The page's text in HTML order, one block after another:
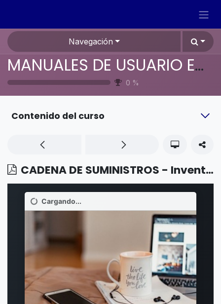
Navegación
MANUALES DE USUARIO EN ESPAÑOL ODOO 19
0 %
Contenido del curso
CADENA DE SUMINISTROS - Inventario - Recepción y entrega en un paso